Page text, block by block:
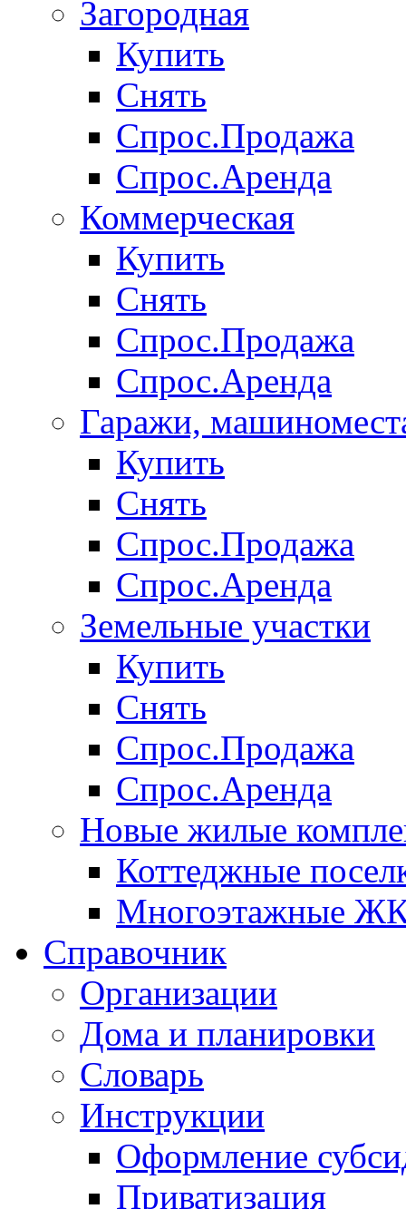
Загородная
Купить
Снять
Спрос.Продажа
Спрос.Аренда
Коммерческая
Купить
Снять
Спрос.Продажа
Спрос.Аренда
Гаражи,
Купить
Снять
Спрос.Продажа
Спрос.Аренда
Земельные участки
Купить
Снять
Спрос.Продажа
Спрос.Аренда
Новые жилые
Коттеджные
Многоэтажные
Справочник
Организации
Дома и планировки
Словарь
Инструкции
Оформление
Приватизация